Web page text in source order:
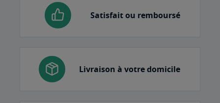
Satisfait ou remboursé
Livraison à votre domicile